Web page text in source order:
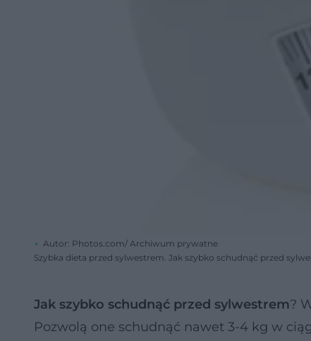
Autor: Photos.com/ Archiwum prywatne
Szybka dieta przed sylwestrem. Jak szybko schudnąć przed
Jak szybko schudnąć przed sylwestrem?
Pozwolą one schudnąć nawet 3-4 kg w